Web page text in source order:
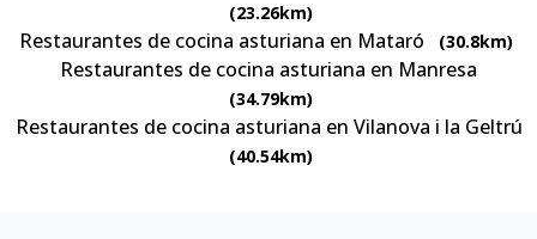
(23.26km)
Restaurantes de cocina asturiana en Mataró (30.8km)
Restaurantes de cocina asturiana en Manresa
(34.79km)
Restaurantes de cocina asturiana en Vilanova i la Geltrú
(40.54km)